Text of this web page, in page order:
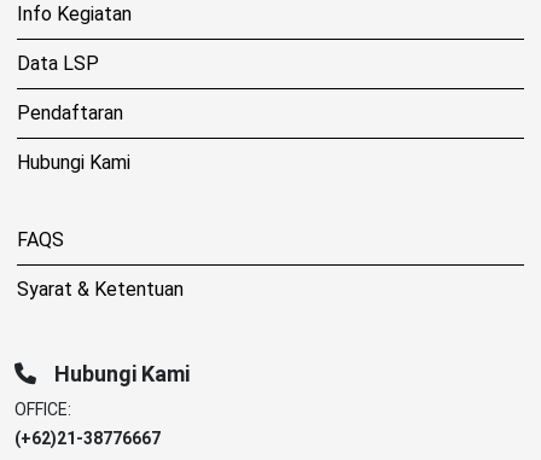
Info Kegiatan
Data LSP
Pendaftaran
Hubungi Kami
FAQS
Syarat & Ketentuan
Hubungi Kami
OFFICE:
(+62)21-38776667